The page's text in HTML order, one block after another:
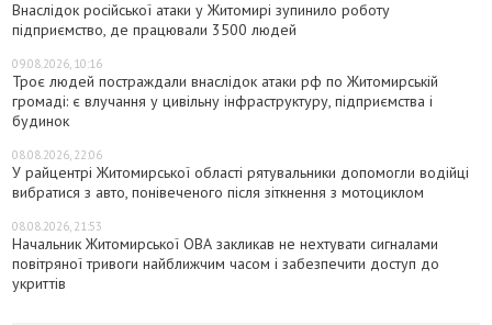
Внаслідок російської атаки у Житомирі зупинило роботу
підприємство, де працювали 3500 людей
09.08.2026, 10:16
Троє людей постраждали внаслідок атаки рф по Житомирській
громаді: є влучання у цивільну інфраструктуру, підприємства і
будинок
08.08.2026, 22:06
У райцентрі Житомирської області рятувальники допомогли водійці
вибратися з авто, понівеченого після зіткнення з мотоциклом
08.08.2026, 21:53
Начальник Житомирської ОВА закликав не нехтувати сигналами
повітряної тривоги найближчим часом і забезпечити доступ до
укриттів